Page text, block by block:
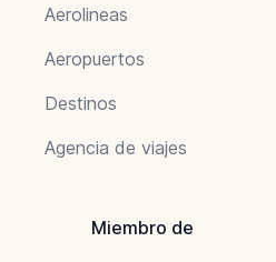
Aerolineas
Aeropuertos
Destinos
Agencia de viajes
Miembro de